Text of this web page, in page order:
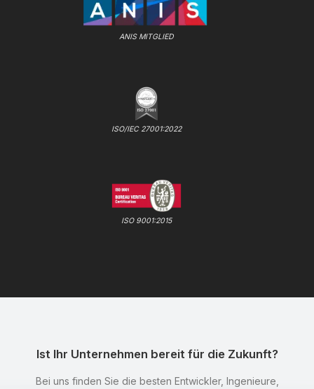
ANIS MITGLIED
ISO/IEC 27001:2022
ISO 9001:2015
Ist Ihr Unternehmen bereit für die Zukunft?
Bei uns finden Sie die besten Entwickler, Ingenieure,